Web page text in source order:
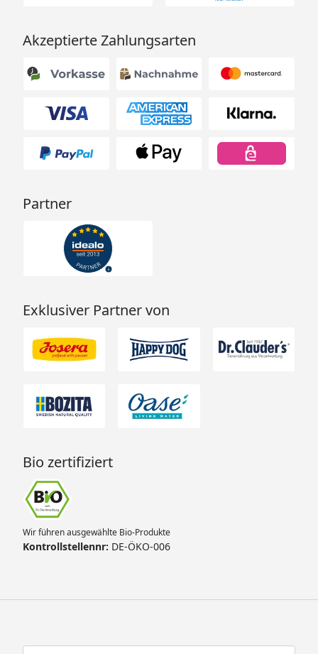
Akzeptierte Zahlungsarten
Partner
Exklusiver Partner von
Bio zertifiziert
Wir führen ausgewählte Bio-Produkte
Kontrollstellennr: DE-ÖKO-006